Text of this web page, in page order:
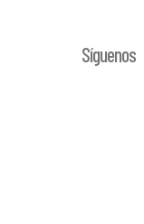
Síguenos